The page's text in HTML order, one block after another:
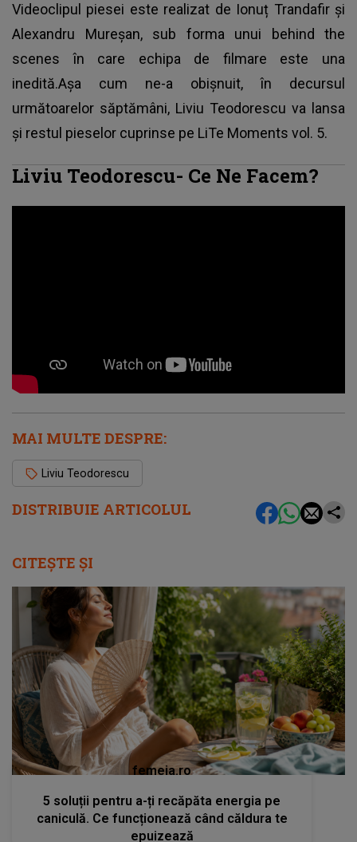
DISTRIBUIE ARTICOLUL
Videoclipul piesei este realizat de Ionuț Trandafir și
Alexandru Mureșan, sub forma unui behind the
scenes în care echipa de filmare este una
inedită.Așa cum ne-a obișnuit, în decursul
următoarelor săptămâni, Liviu Teodorescu va lansa
și restul pieselor cuprinse pe LiTe Moments vol. 5.
Liviu Teodorescu- Ce Ne Facem?
MAI MULTE DESPRE:
Liviu Teodorescu
CITEȘTE ȘI
femeia.ro
5 soluții pentru a-ți recăpăta energia pe
caniculă. Ce funcționează când căldura te
epuizează